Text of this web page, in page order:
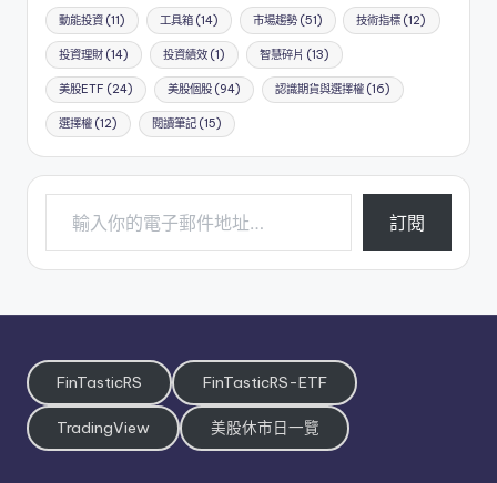
動能投資 (11) 工具箱(14) 市場趨勢(51) 技術指標 (12)
投資理財 (14) 投資績效(1) 智慧碎片 (13)
美股ETF (24) 美股個股(94) 認識期貨與選擇權(16)
選擇權 (12) 閱讀筆記(15)
輸入你的電子郵件地址…
訂閱
FinTasticRS FinTasticRS-ETF
TradingView 美股休市日一覽